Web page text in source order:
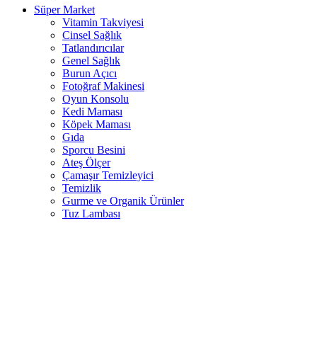
Süper Market
Vitamin Takviyesi
Cinsel Sağlık
Tatlandırıcılar
Genel Sağlık
Burun Açıcı
Fotoğraf Makinesi
Oyun Konsolu
Kedi Maması
Köpek Maması
Gıda
Sporcu Besini
Ateş Ölçer
Çamaşır Temizleyici
Temizlik
Gurme ve Organik Ürünler
Tuz Lambası